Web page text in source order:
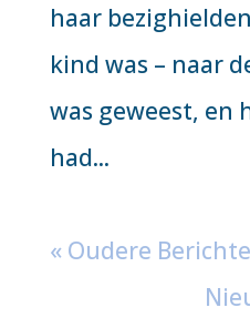
haar
kind was – naar
was geweest, en
had...
« Oudere